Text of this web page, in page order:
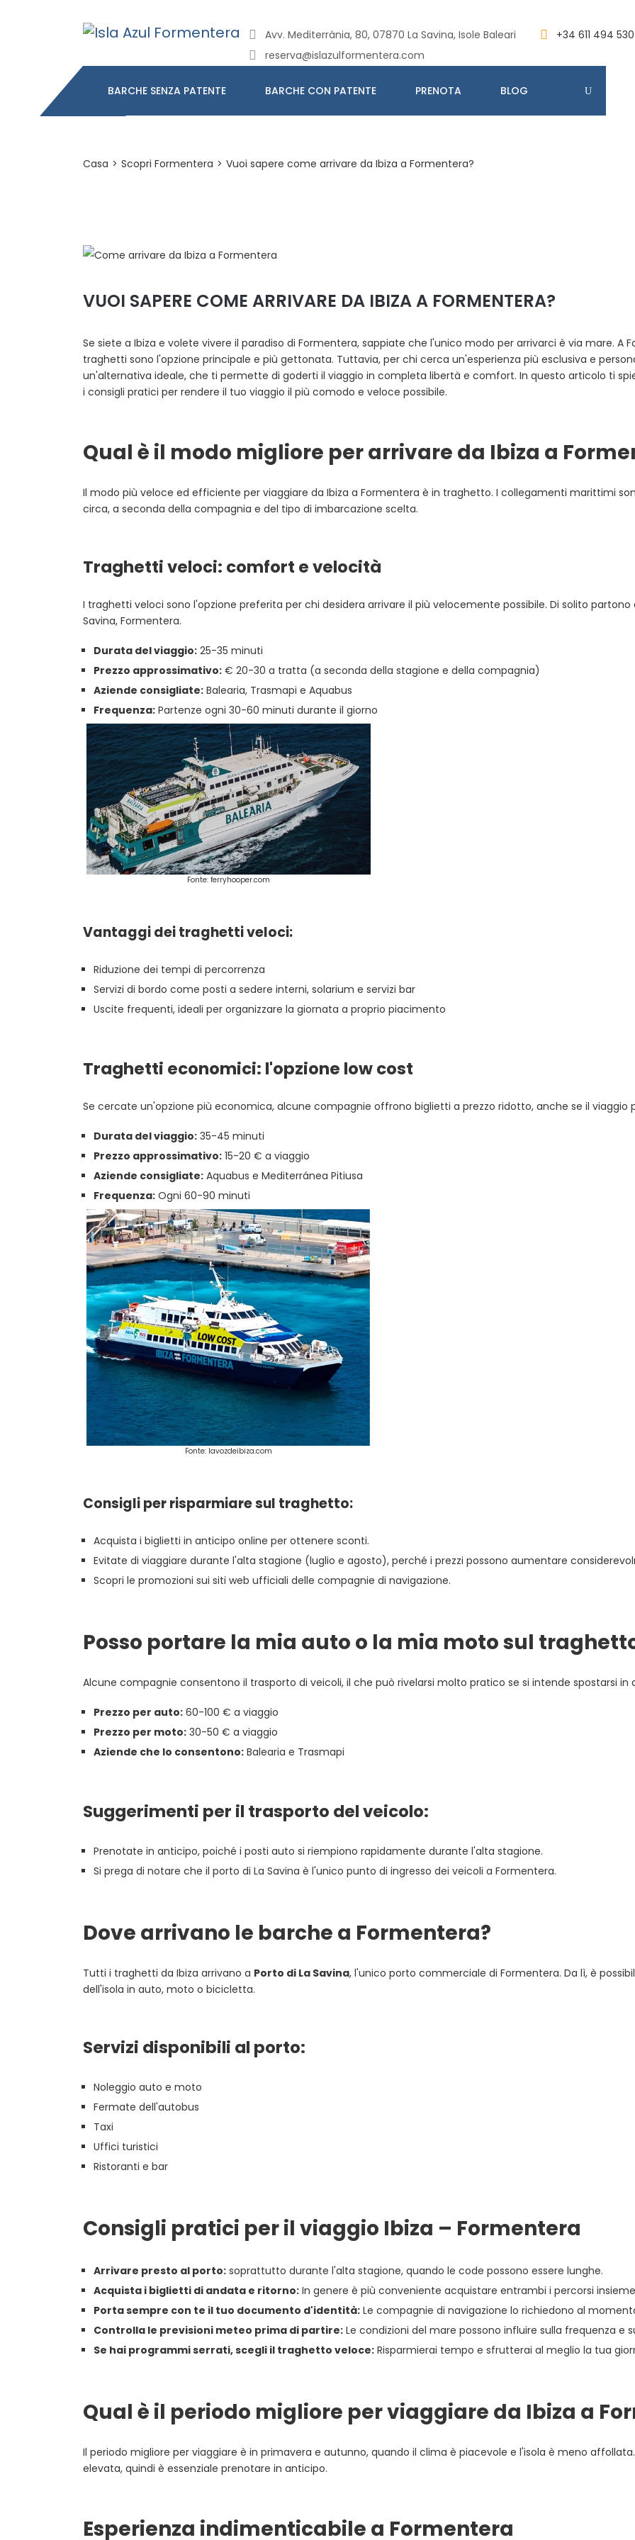
Avv. Mediterrània, 80, 07870 La Savina, Isole Baleari
+34 611 494 530
reserva@islazulformentera.com
BARCHE SENZA PATENTE BARCHE CON PATENTE PRENOTA BLOG
Casa > Scopri Formentera > Vuoi sapere come arrivare da Ibiza a Formentera?
VUOI SAPERE COME ARRIVARE DA IBIZA A FORMENTERA?
Se siete a Ibiza e volete vivere il paradiso di Formentera, sappiate che l'unico modo per arrivarci è via mare. A
traghetti sono l'opzione principale e più gettonata. Tuttavia, per chi cerca un'esperienza più esclusiva e
un'alternativa ideale, che ti permette di goderti il viaggio in completa libertà e comfort. In questo articolo ti
i consigli pratici per rendere il tuo viaggio il più comodo e veloce possibile.
Qual è il modo migliore per arrivare da Ibiza a
Il modo più veloce ed efficiente per viaggiare da Ibiza a Formentera è in traghetto. I collegamenti marittimi
circa, a seconda della compagnia e del tipo di imbarcazione scelta.
Traghetti veloci: comfort e velocità
I traghetti veloci sono l'opzione preferita per chi desidera arrivare il più velocemente possibile. Di solito
Savina, Formentera.
Durata del viaggio: 25-35 minuti
Prezzo approssimativo: € 20-30 a tratta (a seconda della stagione e della compagnia)
Aziende consigliate: Balearia, Trasmapi e Aquabus
Frequenza: Partenze ogni 30-60 minuti durante il giorno
Fonte: ferryhooper.com
Vantaggi dei traghetti veloci:
Riduzione dei tempi di percorrenza
Servizi di bordo come posti a sedere interni, solarium e servizi bar
Uscite frequenti, ideali per organizzare la giornata a proprio piacimento
Traghetti economici: l'opzione low cost
Se cercate un'opzione più economica, alcune compagnie offrono biglietti a prezzo ridotto, anche se il viaggio
Durata del viaggio: 35-45 minuti
Prezzo approssimativo: 15-20 € a viaggio
Aziende consigliate: Aquabus e Mediterránea Pitiusa
Frequenza: Ogni 60-90 minuti
Fonte: lavozdeibiza.com
Consigli per risparmiare sul traghetto:
Acquista i biglietti in anticipo online per ottenere sconti.
Evitate di viaggiare durante l'alta stagione (luglio e agosto), perché i prezzi possono aumentare
Scopri le promozioni sui siti web ufficiali delle compagnie di navigazione.
Posso portare la mia auto o la mia moto sul
Alcune compagnie consentono il trasporto di veicoli, il che può rivelarsi molto pratico se si intende spostarsi in
Prezzo per auto: 60-100 € a viaggio
Prezzo per moto: 30-50 € a viaggio
Aziende che lo consentono: Balearia e Trasmapi
Suggerimenti per il trasporto del veicolo:
Prenotate in anticipo, poiché i posti auto si riempiono rapidamente durante l'alta stagione.
Si prega di notare che il porto di La Savina è l'unico punto di ingresso dei veicoli a Formentera.
Dove arrivano le barche a Formentera?
Tutti i traghetti da Ibiza arrivano a Porto di La Savina, l'unico porto commerciale di Formentera. Da lì, è
dell'isola in auto, moto o bicicletta.
Servizi disponibili al porto:
Noleggio auto e moto
Fermate dell'autobus
Taxi
Uffici turistici
Ristoranti e bar
Consigli pratici per il viaggio Ibiza – Formentera
Arrivare presto al porto: soprattutto durante l'alta stagione, quando le code possono essere lunghe.
Acquista i biglietti di andata e ritorno: In genere è più conveniente acquistare entrambi i percorsi
Porta sempre con te il tuo documento d'identità: Le compagnie di navigazione lo richiedono al
Controlla le previsioni meteo prima di partire: Le condizioni del mare possono influire sulla frequenza e
Se hai programmi serrati, scegli il traghetto veloce: Risparmierai tempo e sfrutterai al meglio la tua
Qual è il periodo migliore per viaggiare da Ibiza a
Il periodo migliore per viaggiare è in primavera e autunno, quando il clima è piacevole e l'isola è meno
elevata, quindi è essenziale prenotare in anticipo.
Esperienza indimenticabile a Formentera